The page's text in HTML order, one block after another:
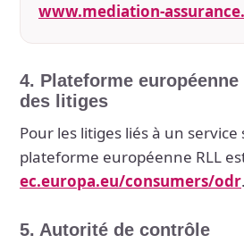
www.mediation-
4. Plateforme
des litiges
Pour les litiges liés à un
plateforme européenne RLL
ec.europa.eu/consumers/odr.
5. Autorité de contrôle